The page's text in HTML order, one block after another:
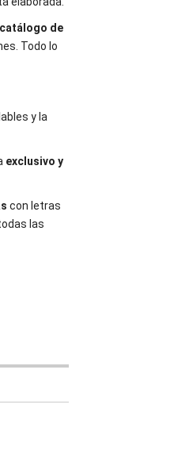
catálogo de
Todo lo
y la
exclusivo y
con letras
las